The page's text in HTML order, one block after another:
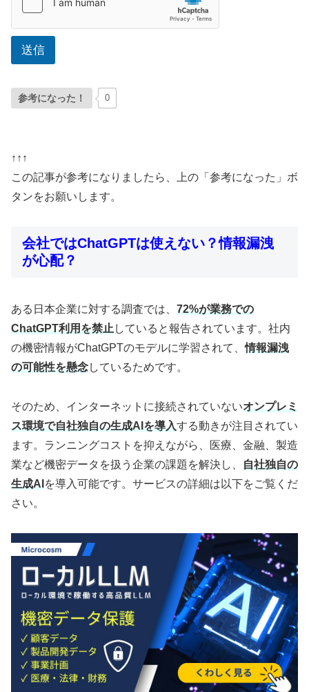
送信
参考になった！ 0
↑↑↑
この記事が参考になりましたら、上の「参考になった」ボ
タンをお願いします。
会社ではChatGPTは使えない？情報漏洩
が心配？
ある日本企業に対する調査では、 72%が業務での
ChatGPT利用を禁止 していると報告されています。社内
の機密情報がChatGPTのモデルに学習されて、情報漏洩
の可能性を懸念しているためです。
そのため、インターネットに接続されていないオンプレミ
ス環境で自社独自の生成AIを導入する動きが注目されてい
ます。ランニングコストを抑えながら、医療、金融、製造
業など機密データを扱う企業の課題を解決し、
自社独自の
生成AI を導入可能です。サービスの詳細は以下をご覧くだ
さい。